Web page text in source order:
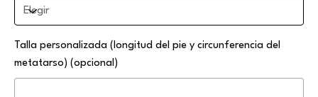
Talla personalizada (longitud del pie y circunferencia del
metatarso) (opcional)